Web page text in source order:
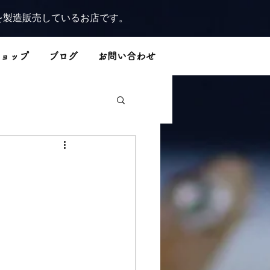
造販売しているお店です。
ップ ブログ お問い合わせ